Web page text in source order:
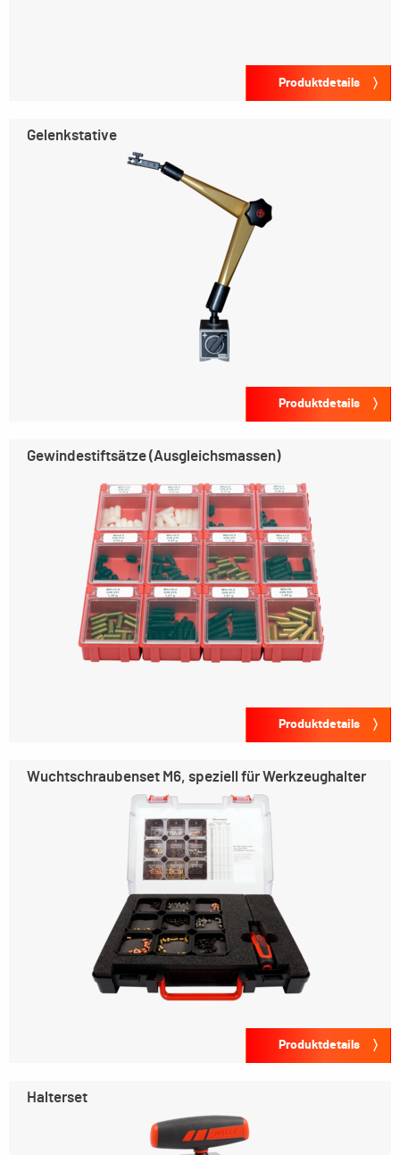
Produktdetails
Gelenkstative
Produktdetails
Gewindestiftsätze (Ausgleichsmassen)
Produktdetails
Wuchtschraubenset M6, speziell für Werkzeughalter
Produktdetails
Halterset